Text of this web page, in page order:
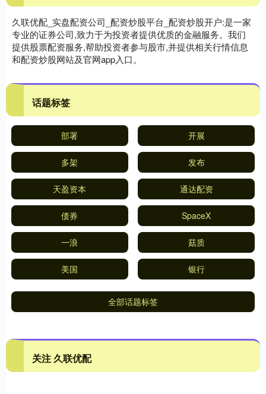
久联优配_实盘配资公司_配资炒股平台_配资炒股开户:是一家
专业的证券公司,致力于为投资者提供优质的金融服务。我们
提供股票配资服务,帮助投资者参与股市,并提供相关行情信息
和配资炒股网站及官网app入口。
话题标签
部署 开展
多架 发布
天盈资本 通达配资
债券 SpaceX
一浪 菇质
美国 银行
全部话题标签
关注 久联优配